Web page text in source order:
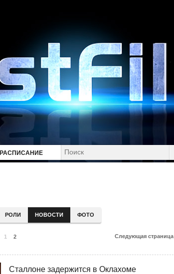
РАСПИСАНИЕ
РОЛИ НОВОСТИ ФОТО
1 2 Следующая страница
Сталлоне задержится в Оклахоме